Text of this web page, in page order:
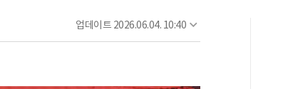
업데이트 2026.06.04. 10:40